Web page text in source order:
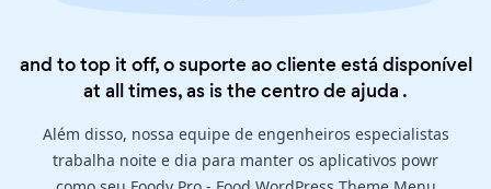
and to top it off, o suporte ao cliente está disponível
at all times, as is thecentro de ajuda .
Além disso, nossa equipe de engenheiros especialistas
trabalha noite e dia para manter os aplicativos powr